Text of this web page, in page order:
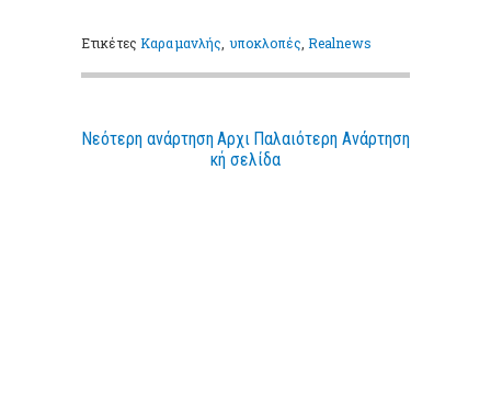
ΕτικέτεςΚαραμανλής υποκλοπές Realnews
Νεότερη ανάρτηση Παλαιότερη Ανάρτηση
Αρχι
κή σελίδα